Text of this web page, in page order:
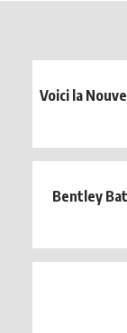
Voici la
Bentley